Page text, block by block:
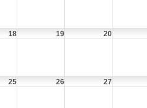
18 19 20
25 26 27